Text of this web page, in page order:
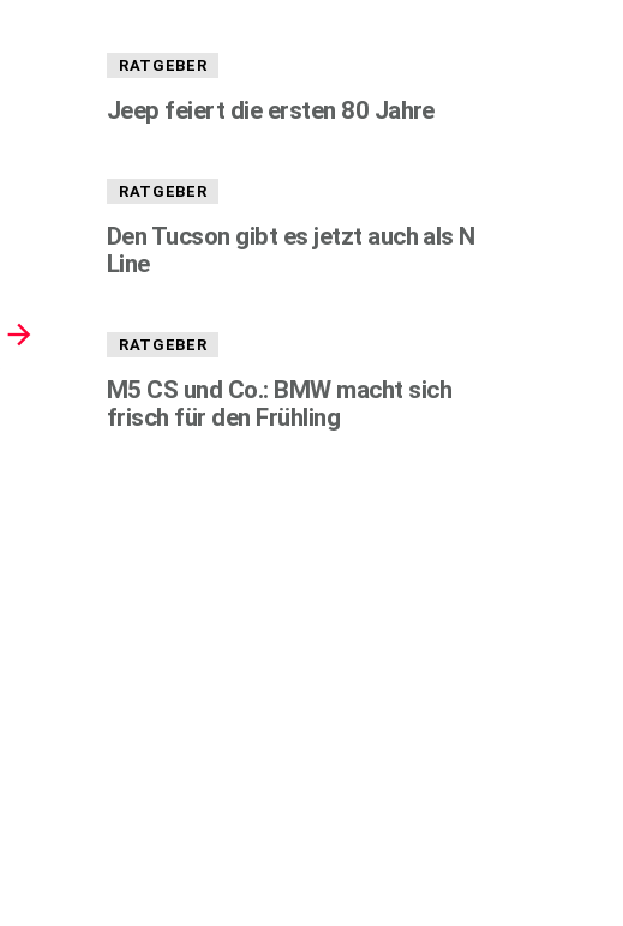
RATGEBER
Jeep feiert die ersten 80 Jahre
RATGEBER
Den Tucson gibt es jetzt auch als N
Line
RATGEBER
M5 CS und Co.: BMW macht sich
frisch für den Frühling